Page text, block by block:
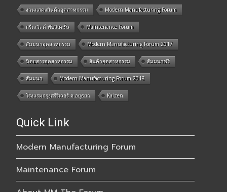
งานแสดงสินค้าอุตสาหกรรม Modern Manufacturing Forum
กรีนเวิลด์ พับลิเคชั่น Maintenance Forum
สัมมนาอุตสาหกรรม Modern Manufacturing Forum 2017
นิตยสารอุตสาหกรรม สินค้าอุตสาหกรรม สัมมนาฟรี
สัมมนา Modern Manufacturing Forum 2018
โรงแรมกรุงศรีริเวอร์ จ.อยุธยา Kaizen
Quick Link
Modern Manufacturing Forum
Maintenance Forum